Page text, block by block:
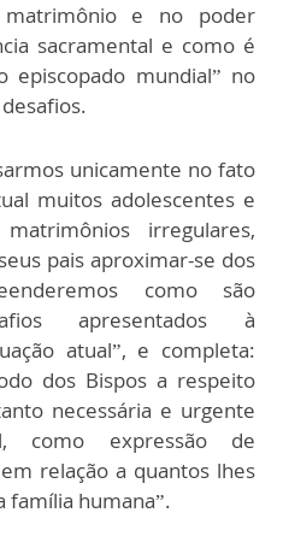
matrimônio e no poder
sacramental e como é
episcopado mundial” no
unicamente no fato
muitos adolescentes e
irregulares,
pais aproximar-se dos
como são
apresentados à
atual”, e completa:
dos Bispos a respeito
necessária e urgente
como expressão de
relação a quantos lhes
família humana”.